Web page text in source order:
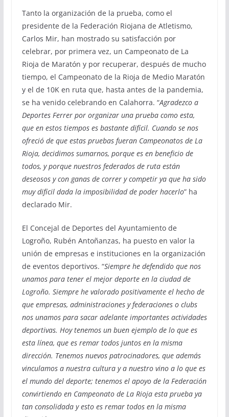
Tanto la organización de la prueba, como el
presidente de la Federación Riojana de Atletismo,
Carlos Mir, han mostrado su satisfacción por
celebrar, por primera vez, un Campeonato de La
Rioja de Maratón y por recuperar, después de mucho
tiempo, el Campeonato de la Rioja de Medio Maratón
y el de 10K en ruta que, hasta antes de la pandemia,
se ha venido celebrando en Calahorra. “Agradezco a
Deportes Ferrer por organizar una prueba como esta,
que en estos tiempos es bastante difícil. Cuando se nos
ofreció de que estas pruebas fueran Campeonatos de La
Rioja, decidimos sumarnos, porque es en beneficio de
todos, y porque nuestros federados de ruta están
deseosos y con ganas de correr y competir ya que ha sido
muy difícil dada la imposibilidad de poder hacerlo” ha
declarado Mir.
El Concejal de Deportes del Ayuntamiento de
Logroño, Rubén Antoñanzas, ha puesto en valor la
unión de empresas e instituciones en la organización
de eventos deportivos. “Siempre he defendido que nos
unamos para tener el mejor deporte en la ciudad de
Logroño. Siempre he valorado positivamente el hecho de
que empresas, administraciones y federaciones o clubs
nos unamos para sacar adelante importantes actividades
deportivas. Hoy tenemos un buen ejemplo de lo que es
esta línea, que es remar todos juntos en la misma
dirección. Tenemos nuevos patrocinadores, que además
vinculamos a nuestra cultura y a nuestro vino a lo que es
el mundo del deporte; tenemos el apoyo de la Federación
convirtiendo en Campeonato de La Rioja esta prueba ya
tan consolidada y esto es remar todos en la misma